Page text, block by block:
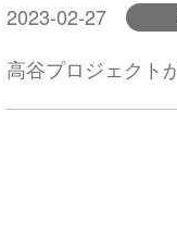
2023-02-27
高谷プロジェクト